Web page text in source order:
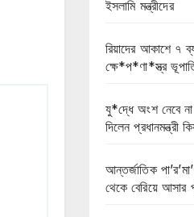
ইসলামি মন্ত্রীদের
রিয়াদের আকাশে ৭
ক্ষে*প*ণা*স্ত্র
যু*দ্ধে অংশ নেবে না
দিলেন প্রধানমন্ত্রী
আন্তর্জাতিক
থেকে বেরিয়ে আসার